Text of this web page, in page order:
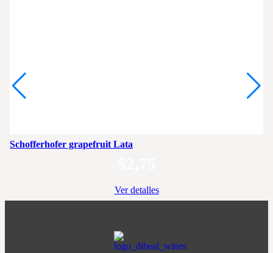
Schofferhofer grapefruit Lata
Ver detalles